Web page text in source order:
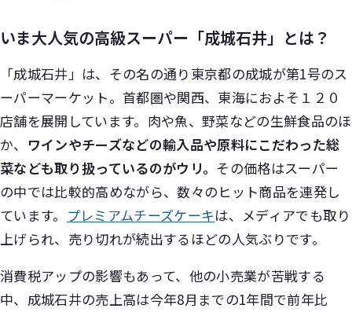
いま大人気の高級スーパー「成城石井」とは？
「成城石井」は、その名の通り東京都の成城が第1号のス
ーパーマーケット。首都圏や関西、東海におよそ１２０
店舗を展開しています。肉や魚、野菜などの生鮮食品のほ
か、 ワインやチーズなどの輸入品や原料にこだわった総
菜なども取り扱っているのがウリ。 その価格はスーパー
の中では比較的高めながら、数々のヒット商品を連発し
ています。 プレミアムチーズケーキは、メディアでも取り
上げられ、売り切れが続出するほどの人気ぶりです。
消費税アップの影響もあって、他の小売業が苦戦する
中、成城石井の売上高は今年8月までの1年間で前年比